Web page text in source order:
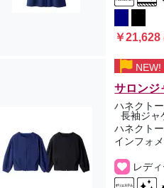
￥21,628
NEW!
サロンジ
ハネクト
長袖ジャ
ハネクト
インフォ
レデ